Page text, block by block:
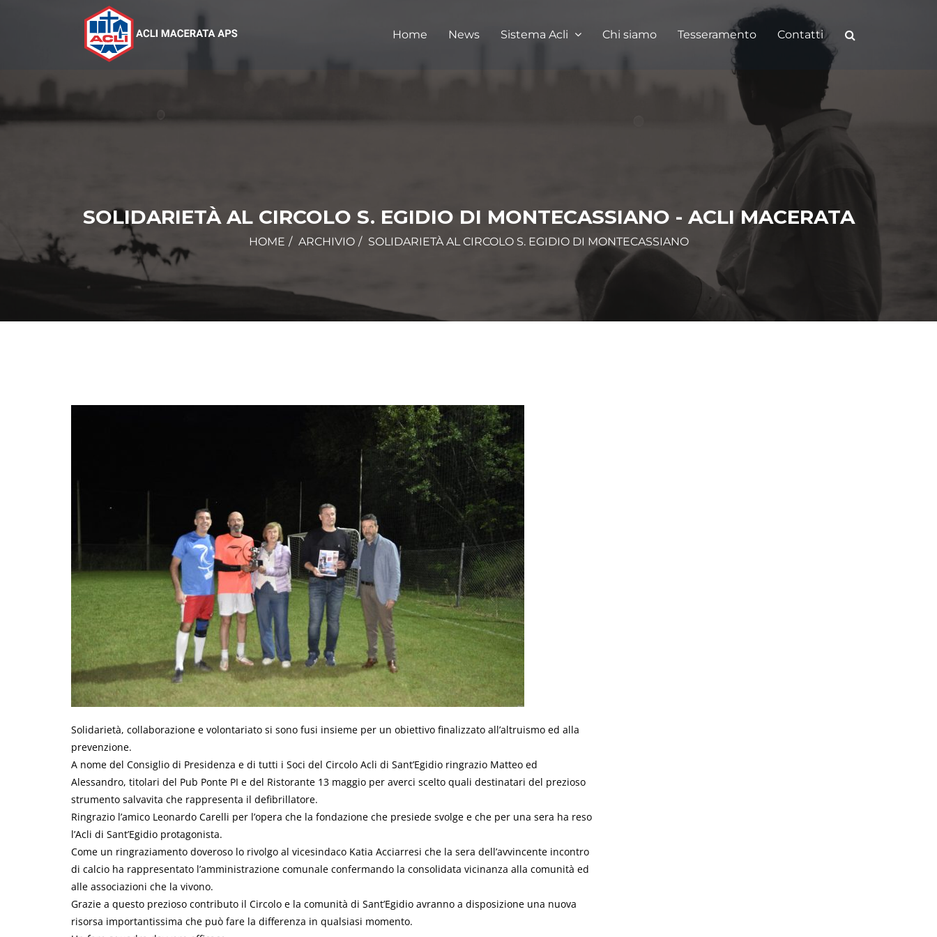
Home News Sistema Acli Chi siamo Tesseramento Contatti
SOLIDARIETÀ AL CIRCOLO S. EGIDIO DI MONTECASSIANO - ACLI MACERATA
HOME ARCHIVIO SOLIDARIETÀ AL CIRCOLO S. EGIDIO DI MONTECASSIANO
Solidarietà, collaborazione e volontariato si sono fusi insieme per un obiettivo finalizzato all’altruismo ed alla
prevenzione.
A nome del Consiglio di Presidenza e di tutti i Soci del Circolo Acli di Sant’Egidio ringrazio Matteo ed
Alessandro, titolari del Pub Ponte PI e del Ristorante 13 maggio per averci scelto quali destinatari del prezioso
strumento salvavita che rappresenta il defibrillatore.
Ringrazio l’amico Leonardo Carelli per l’opera che la fondazione che presiede svolge e che per una sera ha reso
l’Acli di Sant’Egidio protagonista.
Come un ringraziamento doveroso lo rivolgo al vicesindaco Katia Acciarresi che la sera dell’avvincente incontro
di calcio ha rappresentato l’amministrazione comunale confermando la consolidata vicinanza alla comunità ed
alle associazioni che la vivono.
Grazie a questo prezioso contributo il Circolo e la comunità di Sant’Egidio avranno a disposizione una nuova
risorsa importantissima che può fare la differenza in qualsiasi momento.